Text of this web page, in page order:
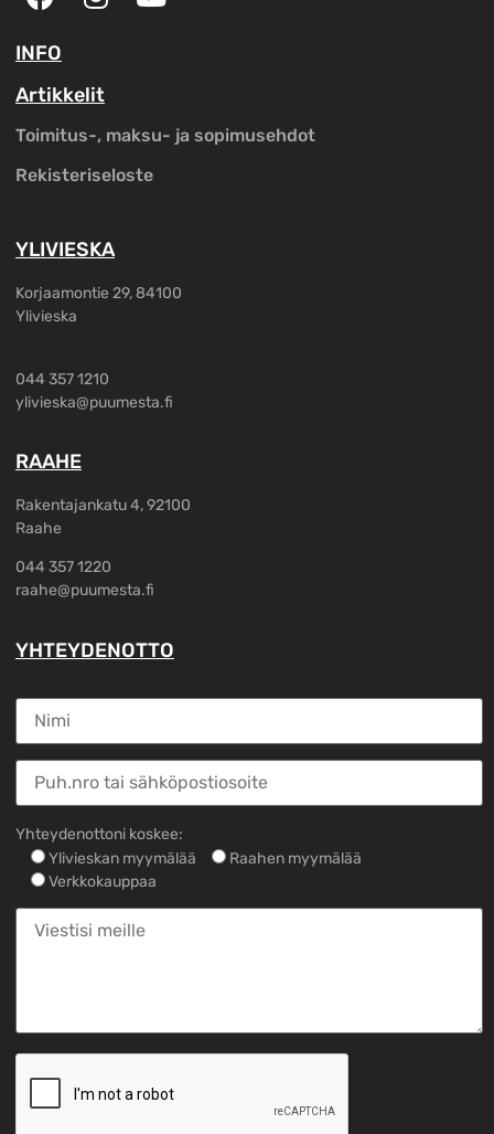
INFO
Artikkelit
Toimitus-, maksu- ja sopimusehdot
Rekisteriseloste
YLIVIESKA
Korjaamontie 29, 84100
Ylivieska
044 357 1210
ylivieska@puumesta.fi
RAAHE
Rakentajankatu 4, 92100
Raahe
044 357 1220
raahe@puumesta.fi
YHTEYDENOTTO
Yhteydenottoni koskee:
Ylivieskan myymälää
Raahen myymälää
Verkkokauppaa